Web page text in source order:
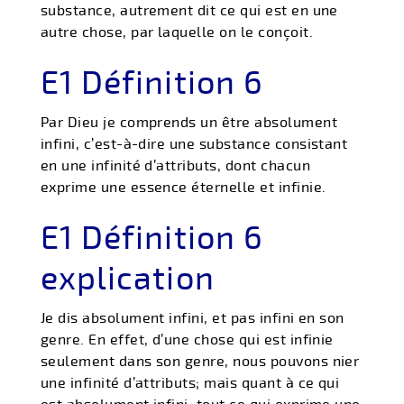
substance, autrement dit ce qui est en une
autre chose, par laquelle on le conçoit.
E1 Définition 6
Par Dieu je comprends un être absolument
infini, c’est-à-dire une substance consistant
en une infinité d’attributs, dont chacun
exprime une essence éternelle et infinie.
E1 Définition 6
explication
Je dis absolument infini, et pas infini en son
genre. En effet, d’une chose qui est infinie
seulement dans son genre, nous pouvons nier
une infinité d’attributs; mais quant à ce qui